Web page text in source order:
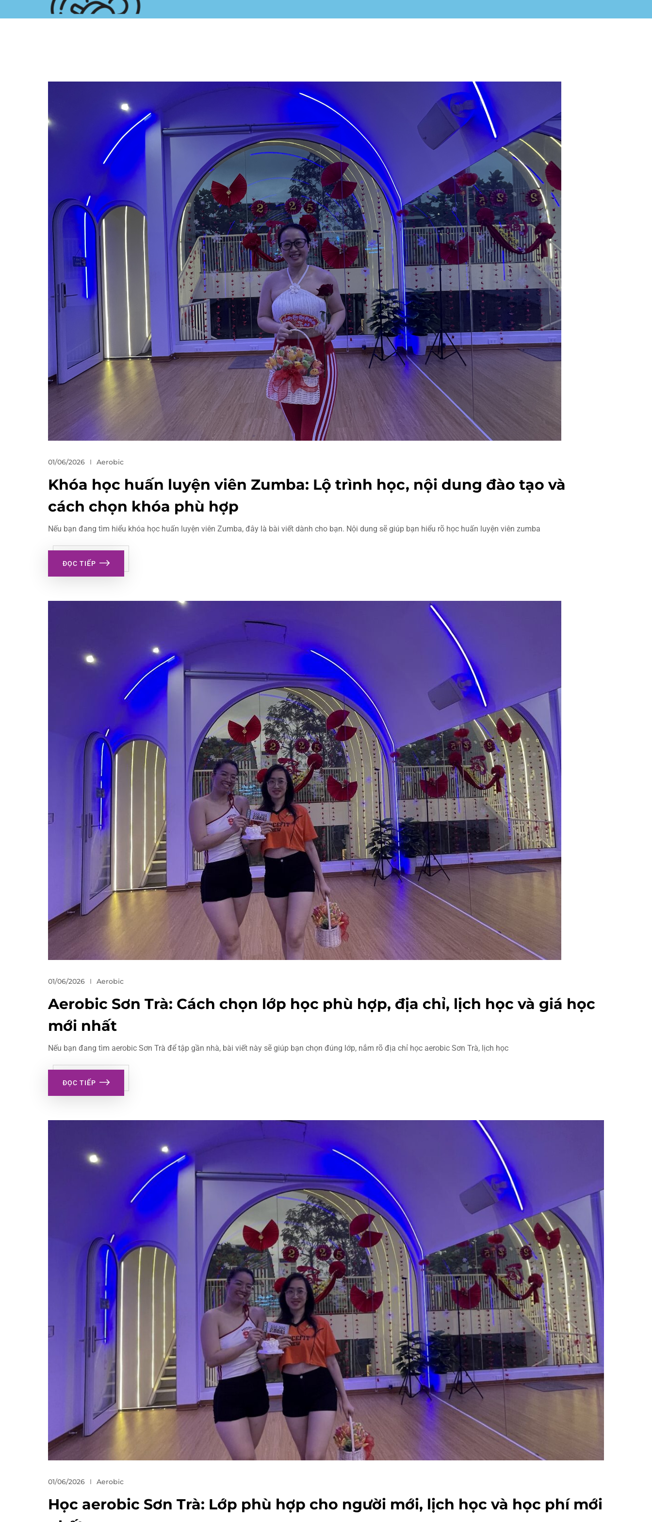
01/06/2026 Aerobic
Khóa học huấn luyện viên Zumba: Lộ trình học, nội dung đào tạo và
cách chọn khóa phù hợp
Nếu bạn đang tìm hiểu khóa học huấn luyện viên Zumba, đây là bài viết dành cho bạn. Nội dung sẽ giúp bạn hiểu rõ học huấn luyện viên zumba
ĐỌC TIẾP
01/06/2026 Aerobic
Aerobic Sơn Trà: Cách chọn lớp học phù hợp, địa chỉ, lịch học và giá học
mới nhất
Nếu bạn đang tìm aerobic Sơn Trà để tập gần nhà, bài viết này sẽ giúp bạn chọn đúng lớp, nắm rõ địa chỉ học aerobic Sơn Trà, lịch học
ĐỌC TIẾP
01/06/2026 Aerobic
Học aerobic Sơn Trà: Lớp phù hợp cho người mới, lịch học và học phí mới